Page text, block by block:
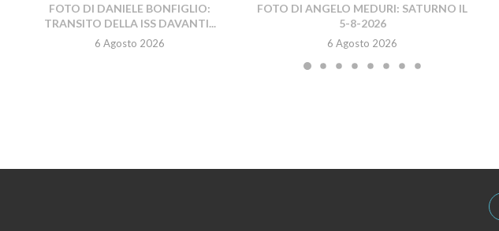
FOTO DI DANIELE BONFIGLIO:
TRANSITO DELLA ISS DAVANTI...
6 Agosto 2026
FOTO DI ANGELO MEDURI: SATURNO IL
5-8-2026
6 Agosto 2026